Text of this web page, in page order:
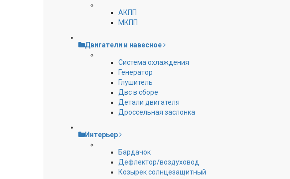
АКПП
МКПП
Двигатели и навесное
Cистема охлаждения
Генератор
Глушитель
Двс в сборе
Детали двигателя
Дроссельная заслонка
Интерьер
Бардачок
Дефлектор/воздуховод
Козырек солнцезащитный